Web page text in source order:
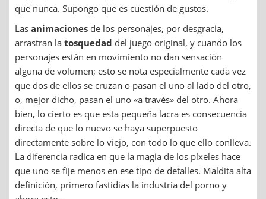
que nunca. Supongo que es cuestión de gustos.
Las animaciones de los personajes, por desgracia,
arrastran la tosquedad del juego original, y cuando los
personajes están en movimiento no dan sensación
alguna de volumen; esto se nota especialmente cada vez
que dos de ellos se cruzan o pasan el uno al lado del otro,
o, mejor dicho, pasan el uno «a través» del otro. Ahora
bien, lo cierto es que esta pequeña lacra es consecuencia
directa de que lo nuevo se haya superpuesto
directamente sobre lo viejo, con todo lo que ello conlleva.
La diferencia radica en que la magia de los píxeles hace
que uno se fije menos en ese tipo de detalles. Maldita alta
definición, primero fastidias la industria del porno y